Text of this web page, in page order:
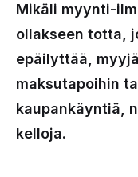
Mikäli myynti-
ollakseen totta,
epäilyttää,
maksutapoihin
kaupankäyntiä,
kelloja.